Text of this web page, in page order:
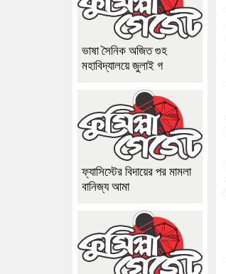
ভাষা সৈনিক অজিত গুহ
মহাবিদ্যালয়ে জুলাই গ
ফ্যাসিস্টের বিদায়ের পর মামলা
বানিজ্য আমা